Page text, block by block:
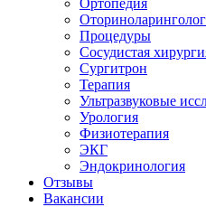
Ортопедия
Процедуры
Сосудистая
Сургитрон
Терапия
Ультразвуковые
Урология
Физиотерапия
ЭКГ
Эндокринология
Отзывы
Вакансии